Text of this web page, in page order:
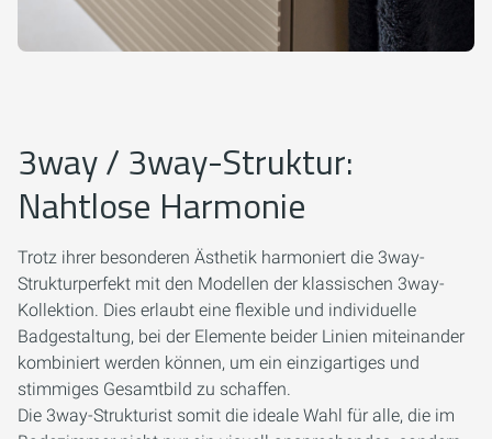
3way / 3way-Struktur:
Nahtlose Harmonie
Trotz ihrer besonderen Ästhetik harmoniert die 3way-
Strukturperfekt mit den Modellen der klassischen 3way-
Kollektion. Dies erlaubt eine flexible und individuelle
Badgestaltung, bei der Elemente beider Linien miteinander
kombiniert werden können, um ein einzigartiges und
stimmiges Gesamtbild zu schaffen.
Die 3way-Strukturist somit die ideale Wahl für alle, die im